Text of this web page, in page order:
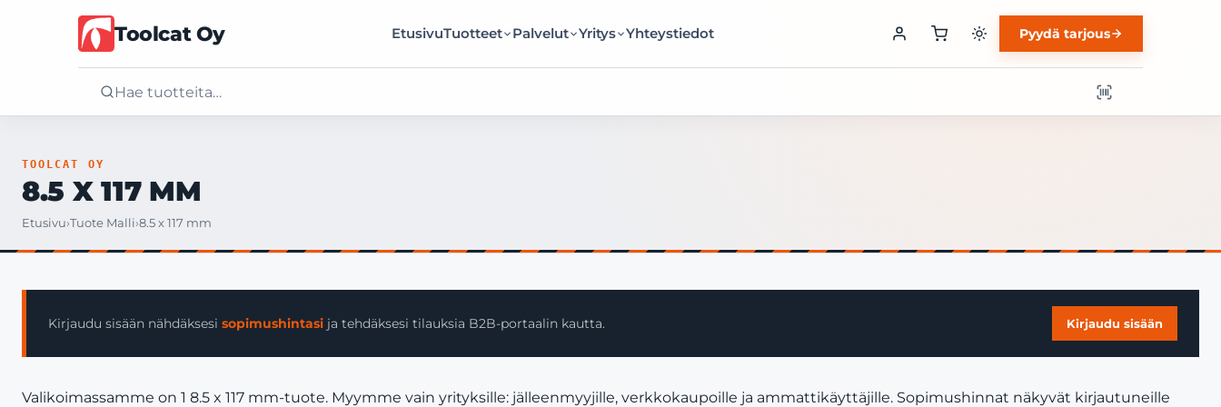
Toolcat Oy EtusivuTuotteet Palvelut Yritys Yhteystiedot Pyydä tarjous
Tuotteet
Yritys
TOOLCAT OY
8.5 X 117 MM
Etusivu›Tuote Malli›8.5 x 117 mm
Kirjaudu sisään nähdäksesi sopimushintasi ja tehdäksesi tilauksia B2B-portaalin kautta. Kirjaudu sisään
Valikoimassamme on 1 8.5 x 117 mm-tuote. Myymme vain yrityksille: jälleenmyyjille, verkkokaupoille ja ammattikäyttäjille. Sopimushinnat näkyvät kirjautuneille